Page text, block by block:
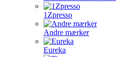
1Zpresso
Andre mærker
Eureka